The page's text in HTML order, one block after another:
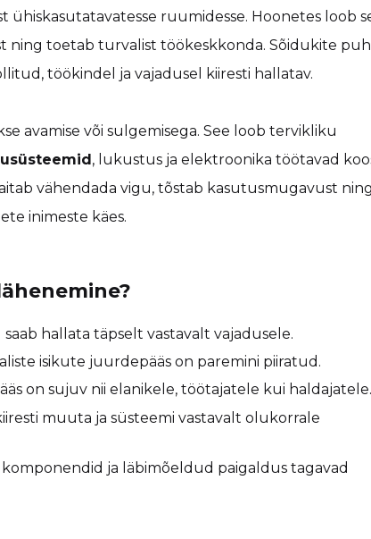
ühiskasutatavatesse ruumidesse. Hoonetes loob
ning toetab turvalist töökeskkonda. Sõidukite
töökindel ja vajadusel kiiresti hallatav.
avamise või sulgemisega. See loob tervikliku
, lukustus ja elektroonika töötavad
vähendada vigu, tõstab kasutusmugavust
inimeste käes.
saab hallata täpselt vastavalt vajadusele.
isikute juurdepääs on paremini piiratud.
on sujuv nii elanikele, töötajatele kui haldajatele.
muuta ja süsteemi vastavalt olukorrale
ja läbimõeldud paigaldus tagavad